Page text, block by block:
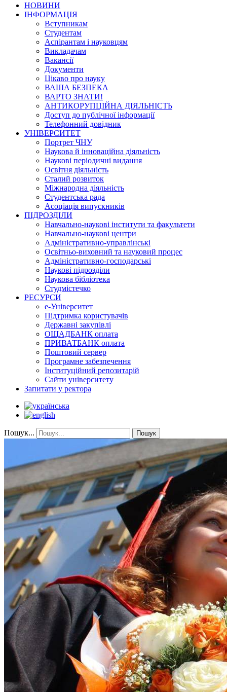
НОВИНИ
ІНФОРМАЦІЯ
Вступникам
Студентам
Аспірантам і науковцям
Викладачам
Вакансії
Документи
Цікаво про науку
ВАША БЕЗПЕКА
ВАРТО ЗНАТИ!
АНТИКОРУПЦІЙНА ДІЯЛЬНІСТЬ
Доступ до публічної інформації
Телефонний довідник
УНІВЕРСИТЕТ
Портрет ЧНУ
Наукова й інноваційна діяльність
Наукові періодичні видання
Освітня діяльність
Сталий розвиток
Міжнародна діяльність
Студентська рада
Асоціація випускників
ПІДРОЗДІЛИ
Навчально-наукові інститути та факультети
Навчально-наукові центри
Адміністративно-управлінські
Освітньо-виховний та науковий процес
Адміністративно-господарські
Наукові підрозділи
Наукова бібліотека
Студмістечко
РЕСУРСИ
е-Університет
Підтримка користувачів
Державні закупівлі
ОЩАДБАНК оплата
ПРИВАТБАНК оплата
Поштовий сервер
Програмне забезпечення
Інституційний репозитарій
Сайти університету
Запитати у ректора
Пошук... Пошук